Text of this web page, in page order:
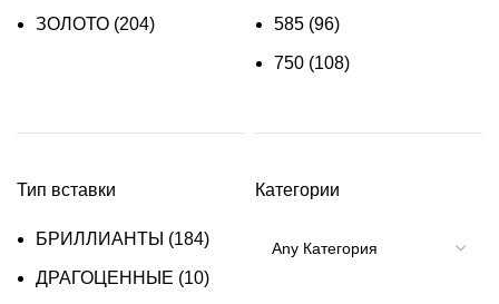
ЗОЛОТО (204) 585 (96)
750 (108)
Тип вставки
БРИЛЛИАНТЫ (184)
ДРАГОЦЕННЫЕ (10)
Категории